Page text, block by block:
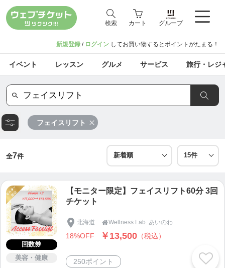
検索 カート グループ
新規登録 / ログイン してお買い物するとポイントがたまる！
イベント レッスン グルメ サービス 旅行・レジ
フェイスリフト
全7件
回数券
美容・健康
【モニター限定】フェイスリフト60分 3回
チケット
北海道 Wellness Lab. あいのわ
18%OFF ￥13,500 （税込）
250ポイント